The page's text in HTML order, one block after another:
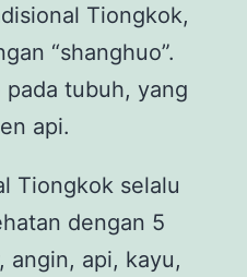
Tiongkok,
“shanghuo”.
tubuh, yang
api.
Tiongkok selalu
dengan 5
angin, api, kayu,